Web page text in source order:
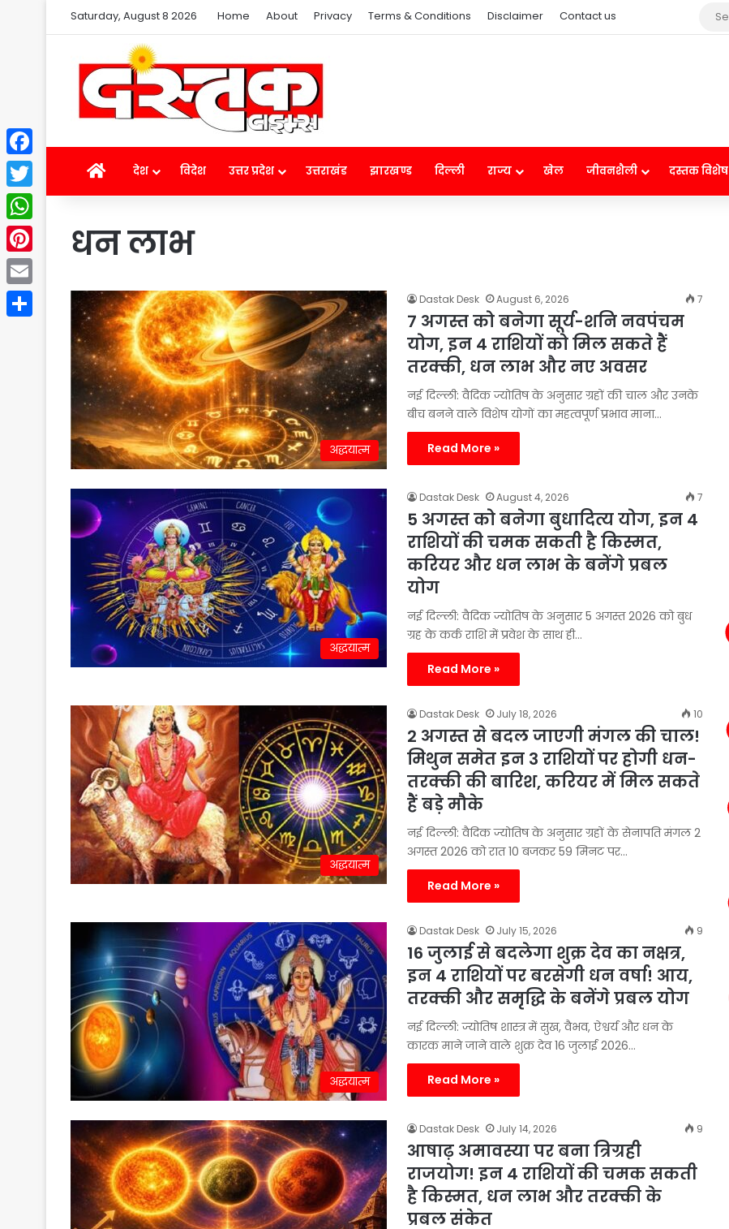
Saturday, August 8 2026 Home About Privacy Terms & Conditions Disclaimer Contact us
Homeदेश विदेश उत्तर प्रदेश उत्तराखंड झारखण्ड दिल्ली राज्य खेल जीवनशैली दस्तक विशेष
धन लाभ
अद्धयात्म
Dastak Desk August 6, 2026 7
7 अगस्त को बनेगा सूर्य-शनि नवपंचम
योग, इन 4 राशियों को मिल सकते हैं
तरक्की, धन लाभ और नए अवसर
नई दिल्ली: वैदिक ज्योतिष के अनुसार ग्रहों की चाल और उनके
बीच बनने वाले विशेष योगों का महत्वपूर्ण प्रभाव माना…
Read More »
अद्धयात्म
Dastak Desk August 4, 2026 7
5 अगस्त को बनेगा बुधादित्य योग, इन 4
राशियों की चमक सकती है किस्मत,
करियर और धन लाभ के बनेंगे प्रबल
योग
नई दिल्ली: वैदिक ज्योतिष के अनुसार 5 अगस्त 2026 को बुध
ग्रह के कर्क राशि में प्रवेश के साथ ही…
Read More »
अद्धयात्म
Dastak Desk July 18, 2026 10
2 अगस्त से बदल जाएगी मंगल की चाल!
मिथुन समेत इन 3 राशियों पर होगी धन-
तरक्की की बारिश, करियर में मिल सकते
हैं बड़े मौके
नई दिल्ली: वैदिक ज्योतिष के अनुसार ग्रहों के सेनापति मंगल 2
अगस्त 2026 को रात 10 बजकर 59 मिनट पर…
Read More »
अद्धयात्म
Dastak Desk July 15, 2026 9
16 जुलाई से बदलेगा शुक्र देव का नक्षत्र,
इन 4 राशियों पर बरसेगी धन वर्षा! आय,
तरक्की और समृद्धि के बनेंगे प्रबल योग
नई दिल्ली: ज्योतिष शास्त्र में सुख, वैभव, ऐश्वर्य और धन के
कारक माने जाने वाले शुक्र देव 16 जुलाई 2026…
Read More »
Dastak Desk July 14, 2026 9
आषाढ़ अमावस्या पर बना त्रिग्रही
राजयोग! इन 4 राशियों की चमक सकती
है किस्मत, धन लाभ और तरक्की के
प्रबल संकेत
Facebook
Twitter
WhatsApp
Pinterest
Email